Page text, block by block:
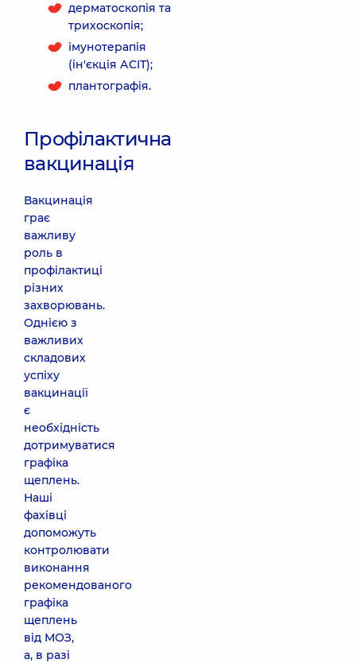
дерматоскопія та
трихоскопія;
імунотерапія
(ін'єкція АСІТ);
плантографія.
Профілактична
вакцинація
Вакцинація
грає
важливу
роль в
профілактиці
різних
захворювань.
Однією з
важливих
складових
успіху
вакцинації
є
необхідність
дотримуватися
графіка
щеплень.
Наші
фахівці
допоможуть
контролювати
виконання
рекомендованого
графіка
щеплень
від МОЗ,
а, в разі